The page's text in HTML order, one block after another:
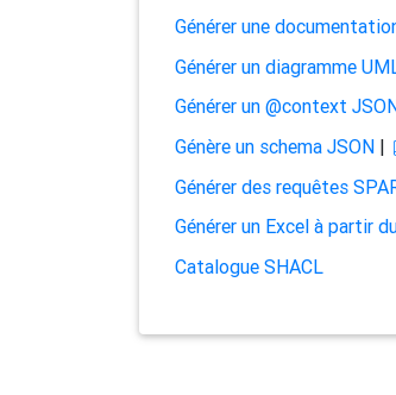
Générer une
Générer un diagramme
Générer un @context
Génère un schema JSON|
Générer des requêtes
Générer un Excel à partir
Catalogue SHACL